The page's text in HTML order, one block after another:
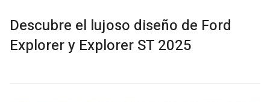
Descubre el lujoso diseño de Ford
Explorer y Explorer ST 2025